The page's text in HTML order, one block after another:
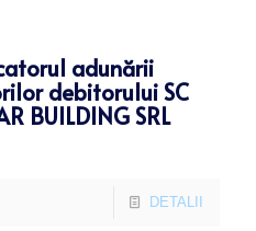
adunării
debitorului SC
BUILDING SRL
DETALII